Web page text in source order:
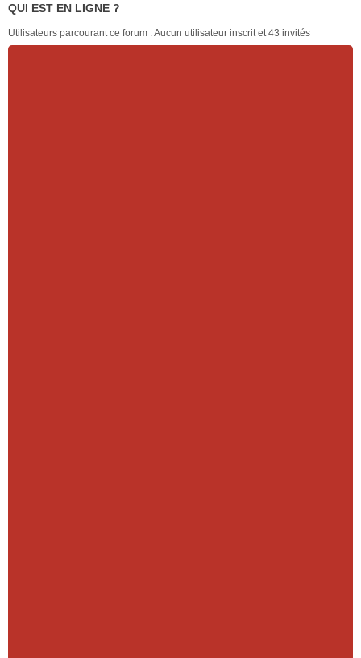
QUI EST EN LIGNE ?
Utilisateurs parcourant ce forum : Aucun utilisateur inscrit et 43 invités